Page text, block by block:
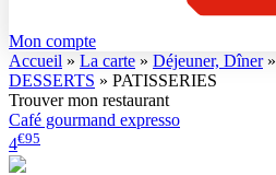
Mon compte
Accueil » La carte » Déjeuner, Dîner»
DESSERTS » PATISSERIES
Trouver mon restaurant
Café gourmand expresso
4€95